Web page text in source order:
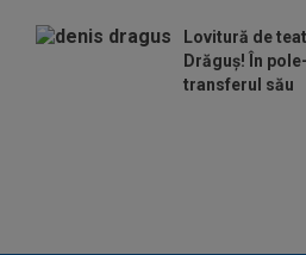
Lovitură de
Drăguș! În
transferul său